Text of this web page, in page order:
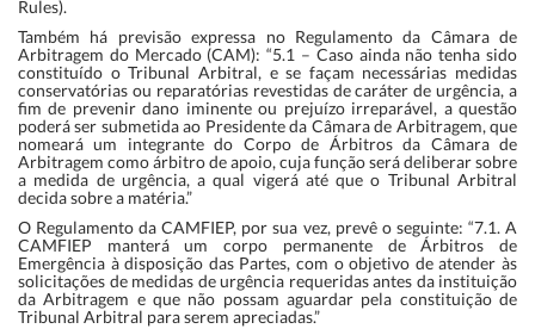
Rules).
Também há previsão expressa no Regulamento da Câmara de
Arbitragem do Mercado (CAM): “5.1 – Caso ainda não tenha sido
constituído o Tribunal Arbitral, e se façam necessárias medidas
conservatórias ou reparatórias revestidas de caráter de urgência, a
fim de prevenir dano iminente ou prejuízo irreparável, a questão
poderá ser submetida ao Presidente da Câmara de Arbitragem, que
nomeará um integrante do Corpo de Árbitros da Câmara de
Arbitragem como árbitro de apoio, cuja função será deliberar sobre
a medida de urgência, a qual vigerá até que o Tribunal Arbitral
decida sobre a matéria.”
O Regulamento da CAMFIEP, por sua vez, prevê o seguinte: “7.1. A
CAMFIEP manterá um corpo permanente de Árbitros de
Emergência à disposição das Partes, com o objetivo de atender às
solicitações de medidas de urgência requeridas antes da instituição
da Arbitragem e que não possam aguardar pela constituição de
Tribunal Arbitral para serem apreciadas.”